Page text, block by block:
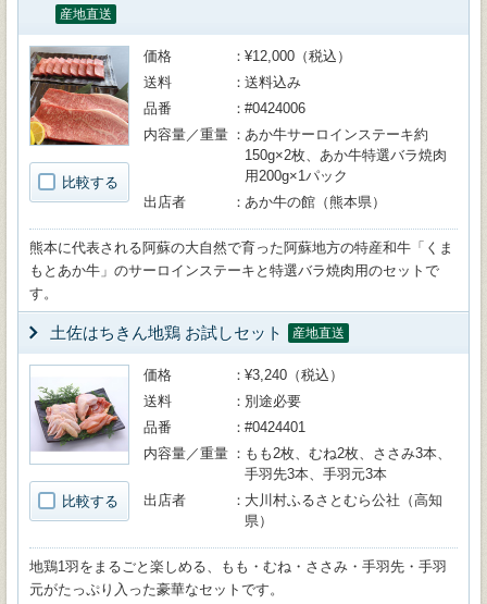
産地直送
比較する
価格
¥12,000（税込）
送料
送料込み
品番
#0424006
内容量／重量
あか牛サーロインステーキ約
150g×2枚、あか牛特選バラ焼肉
用200g×1パック
出店者
あか牛の館（熊本県）
熊本に代表される阿蘇の大自然で育った阿蘇地方の特産和牛「くま
もとあか牛」のサーロインステーキと特選バラ焼肉用のセットで
す。
土佐はちきん地鶏 お試しセット 産地直送
比較する
価格
¥3,240（税込）
送料
別途必要
品番
#0424401
内容量／重量
もも2枚、むね2枚、ささみ3本、
手羽先3本、手羽元3本
出店者
大川村ふるさとむら公社（高知
県）
地鶏1羽をまるごと楽しめる、もも・むね・ささみ・手羽先・手羽
元がたっぷり入った豪華なセットです。